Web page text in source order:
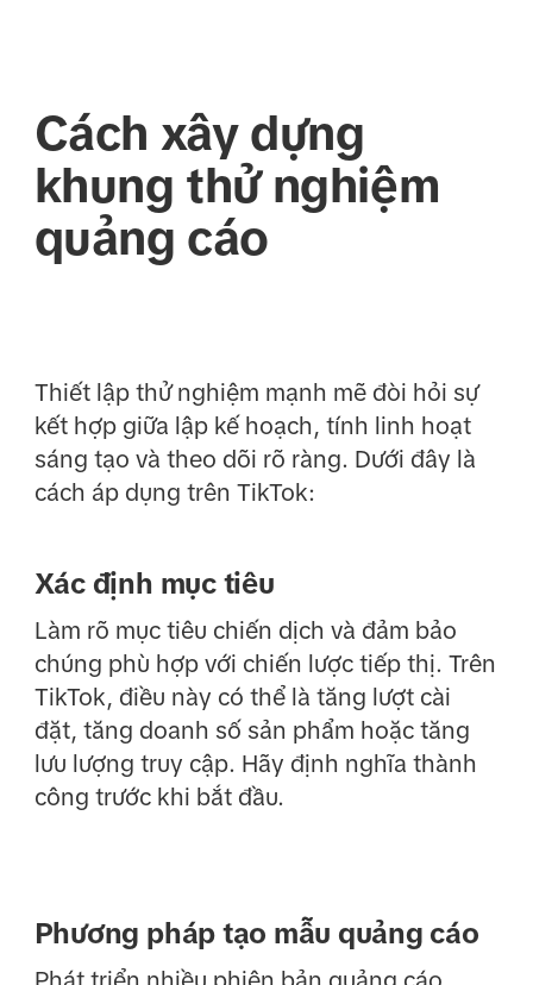
Cách xây dựng
khung thử nghiệm
quảng cáo
Thiết lập thử nghiệm mạnh mẽ đòi hỏi sự
kết hợp giữa lập kế hoạch, tính linh hoạt
sáng tạo và theo dõi rõ ràng. Dưới đây là
cách áp dụng trên TikTok:
Xác định mục tiêu
Làm rõ mục tiêu chiến dịch và đảm bảo
chúng phù hợp với chiến lược tiếp thị. Trên
TikTok, điều này có thể là tăng lượt cài
đặt, tăng doanh số sản phẩm hoặc tăng
lưu lượng truy cập. Hãy định nghĩa thành
công trước khi bắt đầu.
Phương pháp tạo mẫu quảng cáo